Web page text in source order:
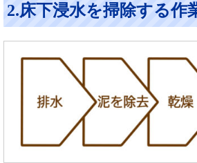
2.床下浸水を掃除する作